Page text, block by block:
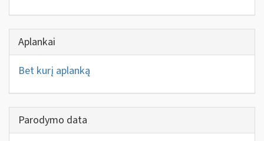
Aplankai
Bet kurį aplanką
Parodymo data